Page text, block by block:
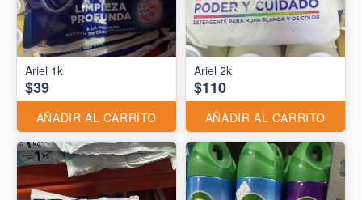
Ariel 1k
$39
AÑADIR AL CARRITO
Ariel 2k
$110
AÑADIR AL CARRITO